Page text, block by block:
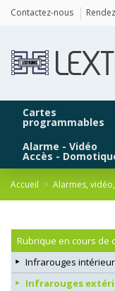
Contactez-nous
Cartes
programmables
Alarme - Vidéo
Accès -
Accueil Alarmes,
Rubrique en cours de
Infrarouges
Infrarouges
Panneau de gestion des